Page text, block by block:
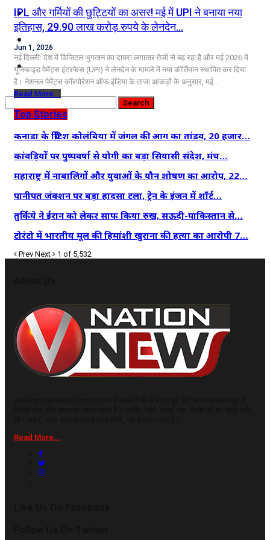
कृषि
विज्ञान तकनीकी
IPL और गर्मियों की छुट्टियों का असर! मई में UPI ने बनाया नया
इतिहास, 29.90 लाख करोड़ रुपये के लेनदेन…
Jun 1, 2026
नई दिल्ली: देश में डिजिटल भुगतान का दायरा लगातार तेजी से बढ़ रहा है और मई 2026 में
यूनिफाइड पेमेंट्स इंटरफेस (UPI) ने लेनदेन के मामले में नया कीर्तिमान स्थापित कर दिया
है। नेशनल पेमेंट्स कॉरपोरेशन ऑफ इंडिया के ताजा आंकड़ों के अनुसार, मई…
Read More...
Top Stories
कनाडा के ब्रिटिश कोलंबिया में जंगल की आग का तांडव, 20 हजार…
कांवड़ियों पर पुष्पवर्षा से योगी का बड़ा सियासी संदेश, मंच…
महाराष्ट्र में नाबालिगों और युवाओं के यौन शोषण का आरोप, 22…
पानीपत जंक्शन पर बड़ा हादसा टला, ट्रेन के इंजन में शॉर्ट…
तुर्किये ने ईरान को लेकर साफ किया रुख, सऊदी-पाकिस्तान से…
टोरंटो में भारतीय मूल की हिमांशी खुराना की हत्या का आरोपी 7…
Prev Next 1 of 5,532
Read More...